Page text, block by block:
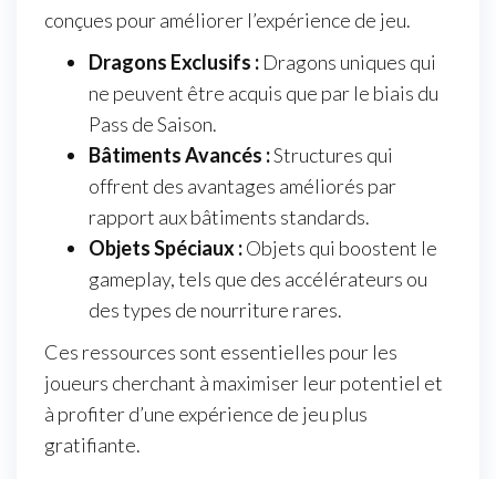
conçues pour améliorer l’expérience de jeu.
Dragons Exclusifs : Dragons uniques qui
ne peuvent être acquis que par le biais du
Pass de Saison.
Bâtiments Avancés :Structures qui
offrent des avantages améliorés par
rapport aux bâtiments standards.
Objets Spéciaux :Objets qui boostent le
gameplay, tels que des accélérateurs ou
des types de nourriture rares.
Ces ressources sont essentielles pour les
joueurs cherchant à maximiser leur potentiel et
à profiter d’une expérience de jeu plus
gratifiante.